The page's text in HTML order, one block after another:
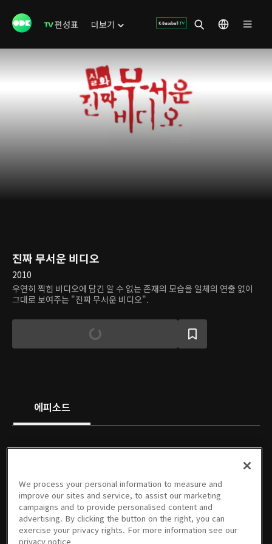
편성표 더보기
진짜 무서운 비디오
2010
우연히 찍힌 비디오에 담긴 알 수 없는 존재의 모습을 일체의 연출 없이
그대로 보여주는 "진짜 무서운 비디오".
에피소드
01회
07/24/2010 • 45분
02회
07/31/2010 • 45분
03회
08/07/2010 • 46분
04회
08/14/2010 • 45분
05회
08/21/2010 • 45분
We process your personal information to measure and
improve our sites and service, to assist our marketing
campaigns and to provide personalised content and
advertising. By clicking the button on the right, you can
exercise your privacy rights. For more information see our
privacy notice